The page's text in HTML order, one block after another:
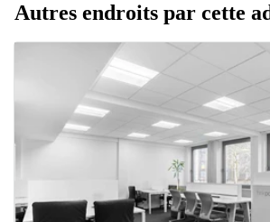
Autres endroits par cette